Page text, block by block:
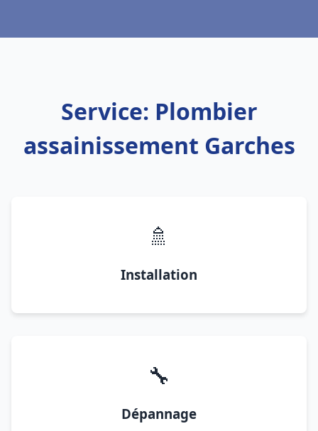
Service: Plombier
assainissement Garches
🚿
Installation
🔧
Dépannage